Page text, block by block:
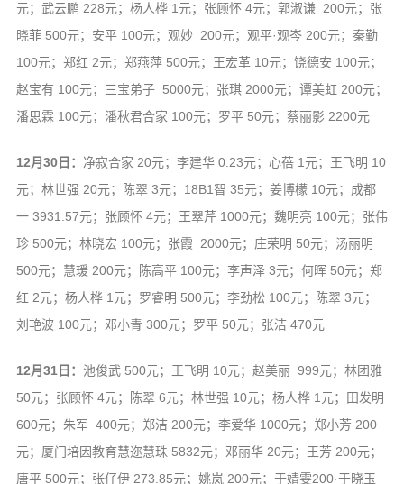
元；武云鹏 228元；杨人桦 1元；张顾怀 4元；郭淑谦 200元；张
晓菲 500元；安平 100元；观妙 200元；观平·观岑 200元；秦勤
100元；郑红 2元；郑燕萍 500元；王宏革 10元；饶德安 100元；
赵宝有 100元；三宝弟子 5000元；张琪 2000元；谭美虹 200元；
潘思霖 100元；潘秋君合家 100元；罗平 50元；蔡丽影 2200元
12月30日： 净寂合家 20元；李建华 0.23元；心蓓 1元；王飞明 10
元；林世强 20元；陈翠 3元；18B1智 35元；姜博檬 10元；成都
一 3931.57元；张顾怀 4元；王翠芹 1000元；魏明亮 100元；张伟
珍 500元；林晓宏 100元；张霞 2000元；庄荣明 50元；汤丽明
500元；慧瑗 200元；陈高平 100元；李声泽 3元；何晖 50元；郑
红 2元；杨人桦 1元；罗睿明 500元；李劲松 100元；陈翠 3元；
刘艳波 100元；邓小青 300元；罗平 50元；张洁 470元
12月31日： 池俊武 500元；王飞明 10元；赵美丽 999元；林团雅
50元；张顾怀 4元；陈翠 6元；林世强 10元；杨人桦 1元；田发明
600元；朱军 400元；郑洁 200元；李爱华 1000元；郑小芳 200
元；厦门培因教育慧迩慧珠 5832元；邓丽华 20元；王芳 200元；
唐平 500元；张仔伊 273.85元；姚岚 200元；于婧雯200·于晓玉